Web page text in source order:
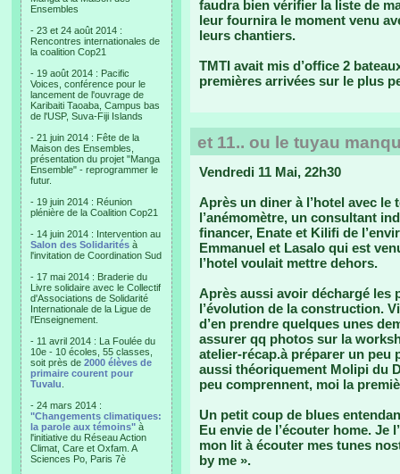
Ensembles
- 23 et 24 août 2014 :
Rencontres internationales de
la coalition Cop21
- 19 août 2014 : Pacific
Voices, conférence pour le
lancement de l'ouvrage de
Karibaiti Taoaba, Campus bas
de l'USP, Suva-Fiji Islands
- 21 juin 2014 : Fête de la
Maison des Ensembles,
présentation du projet "Manga
Ensemble" - reprogrammer le
futur.
- 19 juin 2014 : Réunion
plénière de la Coalition Cop21
- 14 juin 2014 : Intervention au
Salon des Solidarités à
l'invitation de Coordination Sud
- 17 mai 2014 : Braderie du
Livre solidaire avec le Collectif
d'Associations de Solidarité
Internationale de la Ligue de
l'Enseignement.
- 11 avril 2014 : La Foulée du
10e - 10 écoles, 55 classes,
soit près de 2000 élèves de
primaire courent pour
Tuvalu
- 24 mars 2014 :
"Changements climatiques:
la parole aux témoins" à
l'initiative du Réseau Action
Climat, Care et Oxfam. A
Sciences Po, Paris 7è
faudra bien vérifier la liste de
leur fournira le moment venu
leurs chantiers.
TMTI avait mis d’office 2
premières arrivées sur le plus
et 11.. ou le tuyau
Vendredi 11 Mai, 22h30
Après un diner à l’hotel avec
l’anémomètre, un consultant
financer, Enate et Kilifi de
Emmanuel et Lasalo qui est
l’hotel voulait mettre dehors.
Après aussi avoir déchargé les
l’évolution de la construction.
d’en prendre quelques unes
assurer qq photos sur la
atelier-récap.à préparer un peu
aussi théoriquement Molipi du
peu comprennent, moi la
Un petit coup de blues
Eu envie de l’écouter home. Je
mon lit à écouter mes tunes
by me ».